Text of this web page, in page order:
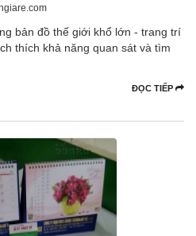
bản đồ thế giới khổ lớn - trang trí
thích khả năng quan sát và tìm
ĐỌC TIẾP